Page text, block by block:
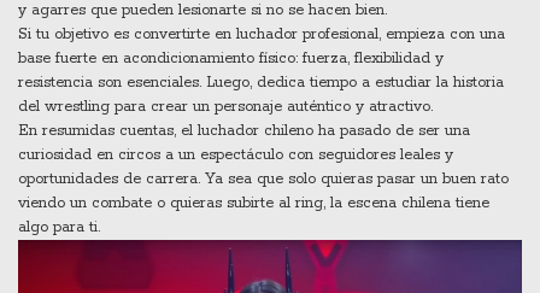
y agarres que pueden lesionarte si no se hacen bien.
Si tu objetivo es convertirte en luchador profesional, empieza con una
base fuerte en acondicionamiento físico: fuerza, flexibilidad y
resistencia son esenciales. Luego, dedica tiempo a estudiar la historia
del wrestling para crear un personaje auténtico y atractivo.
En resumidas cuentas, el luchador chileno ha pasado de ser una
curiosidad en circos a un espectáculo con seguidores leales y
oportunidades de carrera. Ya sea que solo quieras pasar un buen rato
viendo un combate o quieras subirte al ring, la escena chilena tiene
algo para ti.